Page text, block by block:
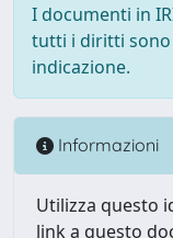
I documenti in
tutti i diritti sono
indicazione.
Informazioni
Utilizza questo
link a questo